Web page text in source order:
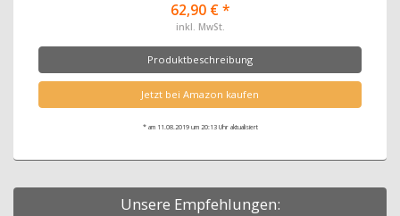
62,90 € *
inkl. MwSt.
Produktbeschreibung
Jetzt bei Amazon kaufen
* am 11.08.2019 um 20:13 Uhr aktualisiert
Unsere Empfehlungen: